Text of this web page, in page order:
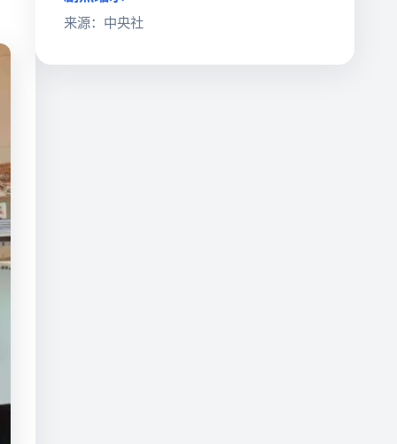
来源：中央社